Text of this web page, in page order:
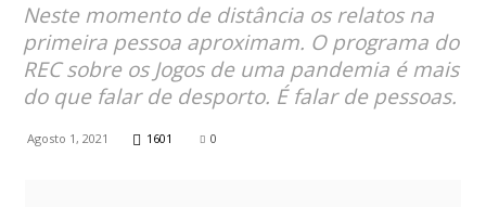
Neste momento de distância os relatos na
primeira pessoa aproximam. O programa do
REC sobre os Jogos de uma pandemia é mais
do que falar de desporto. É falar de pessoas.
Agosto 1, 2021 1601 0